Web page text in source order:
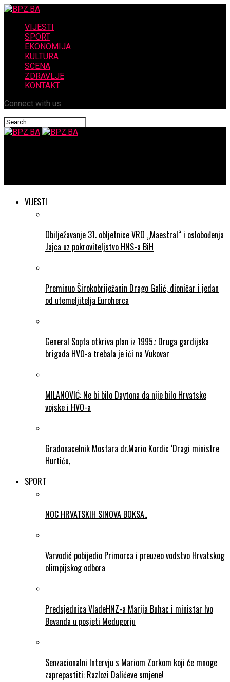
VIJESTI
SPORT
EKONOMIJA
KULTURA
SCENA
ZDRAVLJE
KONTAKT
Connect with us
VIJESTI
Obilježavanje 31. obljetnice VRO „Maestral“ i oslobođenja
Jajca uz pokroviteljstvo HNS-a BiH
Preminuo Širokobriježanin Drago Galić, dioničar i jedan
od utemeljitelja Euroherca
General Sopta otkriva plan iz 1995.: Druga gardijska
brigada HVO-a trebala je ići na Vukovar
MILANOVIĆ: Ne bi bilo Daytona da nije bilo Hrvatske
vojske i HVO-a
Gradonacelnik Mostara dr.Mario Kordic ‘Dragi ministre
Hurtiću,
SPORT
NOC HRVATSKIH SINOVA BOKSA..
Varvodić pobijedio Primorca i preuzeo vodstvo Hrvatskog
olimpijskog odbora
Predsjednica VladeHNZ-a Marija Buhac i ministar Ivo
Bevanda u posjeti Medugorju
Senzacionalni Intervju s Mariom Zorkom koji će mnoge
zaprepastiti: Razlozi Dalićeve smjene!